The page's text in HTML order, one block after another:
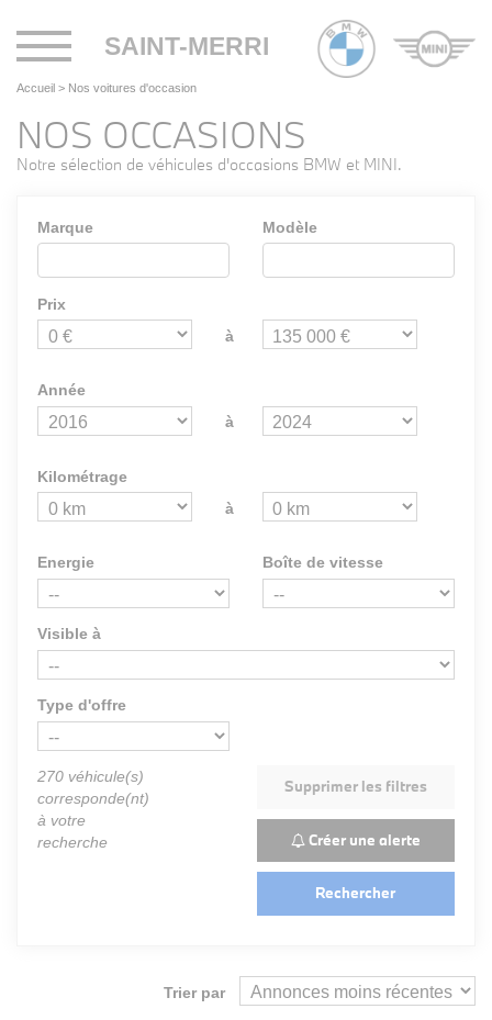
SAINT-MERRI
Toggle
navigation
Accueil > Nos voitures d'occasion
NOS OCCASIONS
Notre sélection de véhicules d'occasions BMW et MINI.
Marque Modèle
Prix
à
Année
à
Kilométrage
à
Energie Boîte de vitesse
Visible à
Type d'offre
270 véhicule(s)
corresponde(nt)
à votre
recherche
Supprimer les filtres
Créer une alerte
Rechercher
Trier par